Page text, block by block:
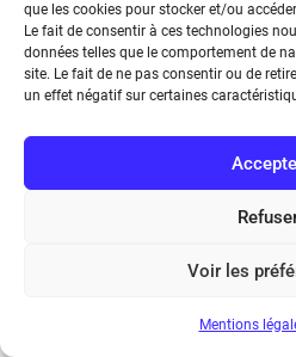
que les cookies pour stocker et/ou
Le fait de consentir à ces technologies
données telles que le comportement de
site. Le fait de ne pas consentir ou de
un effet négatif sur certaines
Voir les
Mentions
Georges ZISSIS
(SEE Occitanie)
PERMANENTS